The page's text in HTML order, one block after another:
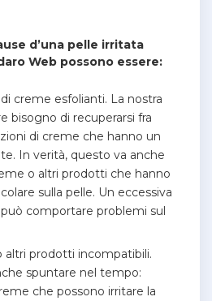
d’una pelle irritata
Web possono essere:
creme esfolianti. La nostra
bisogno di recuperarsi fra
di creme che hanno un
In verità, questo va anche
o altri prodotti che hanno
sulla pelle. Un eccessiva
comportare problemi sul
altri prodotti incompatibili.
spuntare nel tempo:
che possono irritare la